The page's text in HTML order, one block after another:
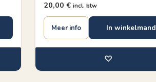
20,00 € incl. btw
Meer info In winkelmand
♡